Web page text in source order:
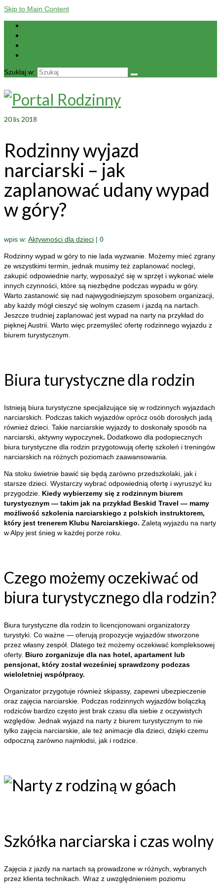
Skip to Main Content
Szuklaj w:
20lis 2018
Rodzinny wyjazd
narciarski – jak
zaplanować udany wypad
w góry?
wpis w: Aktywności dla dzieci | 0
Rodzinny wypad w góry to nie lada wyzwanie. Możemy mieć zgrany
ze wszystkimi termin, jednak musimy też zaplanować noclegi,
zakupić odpowiednie narty, wyposażyć się w sprzęt i wykonać wiele
innych czynności, które są niezbędne podczas wypadu w góry.
Warto zastanowić się nad najwygodniejszym sposobem organizacji,
aby każdy mógł cieszyć się wolnym czasem i jazdą na nartach.
Jeszcze trudniej zaplanować jest wypad na narty na przykład do
pięknej Austrii. Warto więc przemyśleć ofertę rodzinnego wyjazdu z
biurem turystycznym.
Biura turystyczne dla rodzin
Istnieją biura turystyczne specjalizujące się w rodzinnych wyjazdach
narciarskich. Podczas takich wyjazdów oprócz osób dorosłych jadą
również dzieci. Takie narciarskie wyjazdy to doskonały sposób na
narciarski, aktywny wypoczynek. Dodatkowo dla podopiecznych
biura turystyczne dla rodzin przygotowują ofertę szkoleń i treningów
narciarskich na różnych poziomach zaawansowania.
Na stoku świetnie bawić się będą zarówno przedszkolaki, jak i
starsze dzieci. Wystarczy wybrać odpowiednią ofertę i wyruszyć ku
przygodzie. Kiedy wybierzemy się z rodzinnym biurem
turystycznym — takim jak na przykład Beskid Travel — mamy
możliwość szkolenia narciarskiego z polskich instruktorem,
który jest trenerem Klubu Narciarskiego. Zaletą wyjazdu na narty
w Alpy jest śnieg w każdej porze roku.
Czego możemy oczekiwać od
biura turystycznego dla rodzin?
Biura turystyczne dla rodzin to licencjonowani organizatorzy
turystyki. Co ważne — oferują propozycje wyjazdów stworzone
przez własny zespół. Dlatego też możemy oczekiwać kompleksowej
oferty. Biuro zorganizuje dla nas hotel, apartament lub
pensjonat, który został wcześniej sprawdzony podczas
wieloletniej współpracy.
Organizator przygotuje również skipassy, zapewni ubezpieczenie
oraz zajęcia narciarskie. Podczas rodzinnych wyjazdów bolączką
rodziców bardzo często jest brak czasu dla siebie z oczywistych
względów. Jednak wyjazd na narty z biurem turystycznym to nie
tylko zajęcia narciarskie, ale też animacje dla dzieci, dzięki czemu
odpoczną zarówno najmłodsi, jak i rodzice.
Szkółka narciarska i czas wolny
Zajęcia z jazdy na nartach są prowadzone w różnych, wybranych
przez klienta technikach. Wraz z uwzględnieniem poziomu